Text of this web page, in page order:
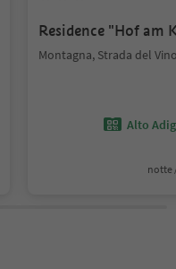
Residence "Hof am
Montagna, Strada del
Alto
notte